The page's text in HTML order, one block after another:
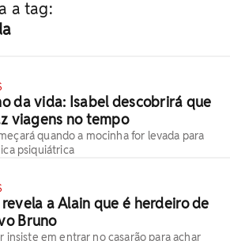
a tag:
da vida: Isabel descobrirá que
viagens no tempo
quando a mocinha for levada para
psiquiátrica
a Alain que é herdeiro de
Bruno
insiste em entrar no casarão para achar